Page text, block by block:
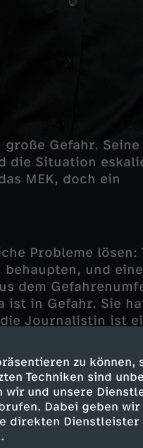
zu können,
Techniken sind
und unsere
Dabei geben wir
direkten Dienstleister
Gefahr. Seine
die Situation
MEK, doch ein
Probleme lösen:
behaupten, und eine
dem
ist in Gefahr. Sie
Journalistin ist
giftiger Müll
soll.
sucht,
Teilsprengung
übrig, als die
ergründen, um